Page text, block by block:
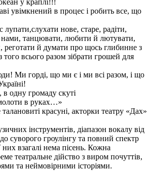
у краплі!!!
увімкнений в процес і робить все, що
нове, старе, радіти,
нами, танцювати, любити й лютувати,
реготати й думати про щось глибинне з
того всього разом зібрати грошей для
Ми горді, що ми є і ми всі разом, і що
одну громаду скутi
в руках…»
красуні, акторки театру «Дах»
інструментів, діапазон вокалу від
суворого гроулінгу та повний спектр
взагалі нема пісень. Кожна
театральне дійство з виром почуттів,
та неймовірними історіями.